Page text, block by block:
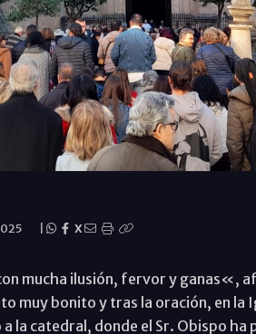
X
mucha ilusión, fervor y ganas«,
muy bonito y tras la oración, en la
la catedral, donde el Sr. Obispo ha